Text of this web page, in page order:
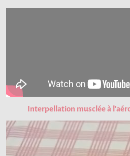
Interpellation musclée à